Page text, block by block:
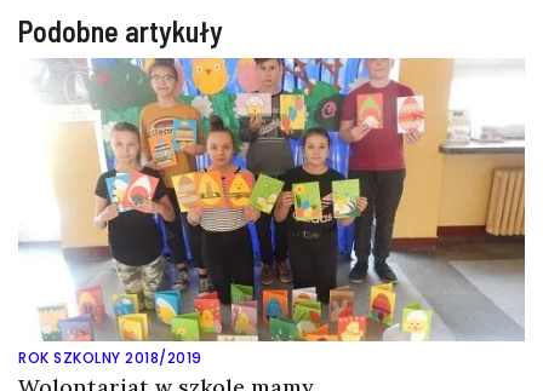
Podobne artykuły
ROK SZKOLNY 2018/2019